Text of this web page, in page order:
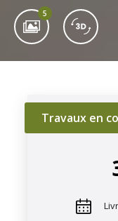
5
Travaux en